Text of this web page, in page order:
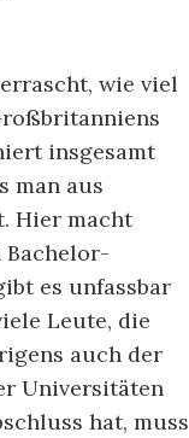
wie viel
insgesamt
man aus
Hier macht
es unfassbar
Leute, die
auch der
Universitäten
hat, muss